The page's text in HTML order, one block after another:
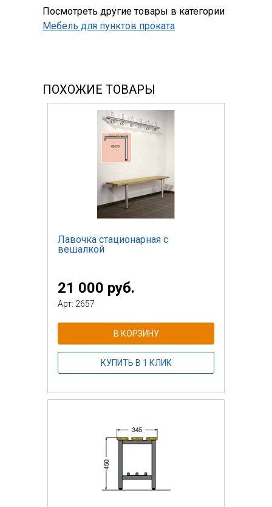
Посмотреть другие товары в категории
Мебель для пунктов проката
ПОХОЖИЕ ТОВАРЫ
Лавочка стационарная с
вешалкой
21 000 руб.
Арт: 2657
В КОРЗИНУ
КУПИТЬ В 1 КЛИК